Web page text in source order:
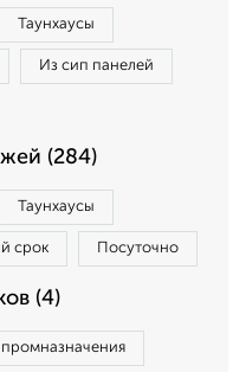
Таунхаусы
Из сип панелей
(284)
Таунхаусы
срок Посуточно
(4)
промназначения